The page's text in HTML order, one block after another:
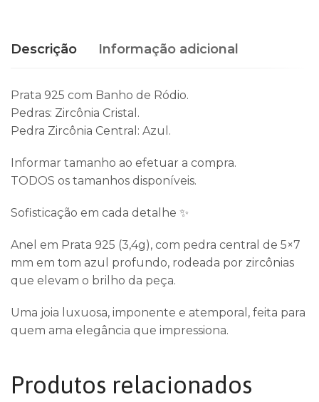
Descrição Informação adicional
Prata 925 com Banho de Ródio.
Pedras: Zircônia Cristal.
Pedra Zircônia Central: Azul.
Informar tamanho ao efetuar a compra.
TODOS os tamanhos disponíveis.
Sofisticação em cada detalhe ✨
Anel em Prata 925 (3,4g), com pedra central de 5×7
mm em tom azul profundo, rodeada por zircônias
que elevam o brilho da peça.
Uma joia luxuosa, imponente e atemporal, feita para
quem ama elegância que impressiona.
Produtos relacionados